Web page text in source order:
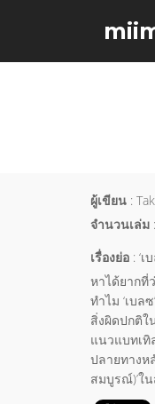
ผู้เขียน :
จำนวนเล่ม
เรื่องย่อ : ‘
หาได้ยากที่
ทำไม ‘เบล
สิ่งผิดปกติใ
แนวแบทเทิ
ปลายทางห
สมบูรณ์)’ใน